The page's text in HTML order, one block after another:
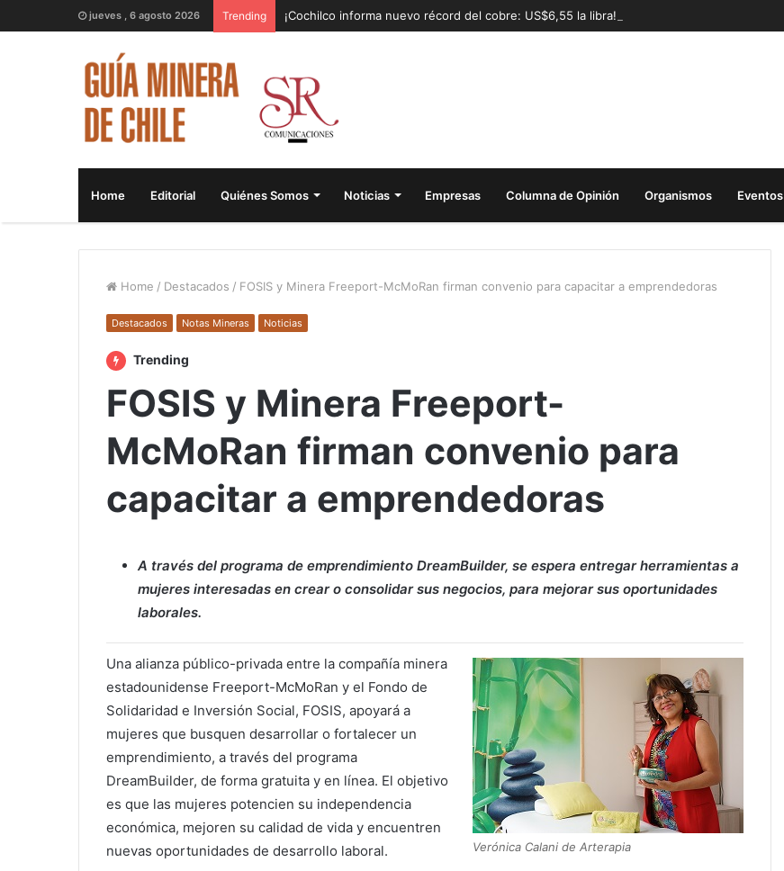
jueves , 6 agosto 2026 Trending ¡Cochilco informa nuevo récord del cobre: US$6,55 la libra!
Home Editorial Quiénes Somos Noticias Empresas Columna de Opinión Organismos Eventos
Home / Destacados / FOSIS y Minera Freeport-McMoRan firman convenio para capacitar a emprendedoras
Destacados Notas Mineras Noticias
Trending
FOSIS y Minera Freeport-
McMoRan firman convenio para
capacitar a emprendedoras
A través del programa de emprendimiento DreamBuilder, se espera entregar herramientas a
mujeres interesadas en crear o consolidar sus negocios, para mejorar sus oportunidades
laborales.
Verónica Calani de Arterapia
Una alianza público-privada entre la compañía minera
estadounidense Freeport-McMoRan y el Fondo de
Solidaridad e Inversión Social, FOSIS, apoyará a
mujeres que busquen desarrollar o fortalecer un
emprendimiento, a través del programa
DreamBuilder, de forma gratuita y en línea. El objetivo
es que las mujeres potencien su independencia
económica, mejoren su calidad de vida y encuentren
nuevas oportunidades de desarrollo laboral.